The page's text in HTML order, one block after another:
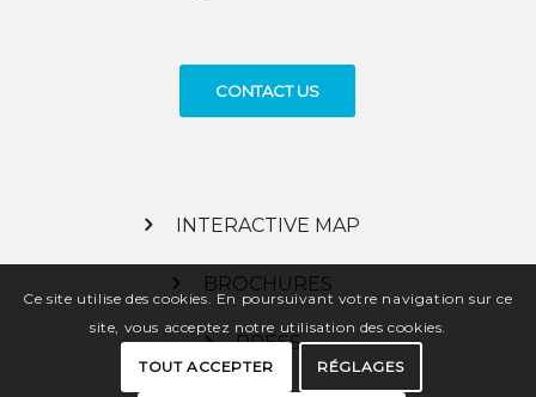
CONTACT US
INTERACTIVE MAP
BROCHURES
PRESS
Ce site utilise des cookies. En poursuivant votre navigation sur ce
site, vous acceptez notre utilisation des cookies.
TOUT ACCEPTER RÉGLAGES